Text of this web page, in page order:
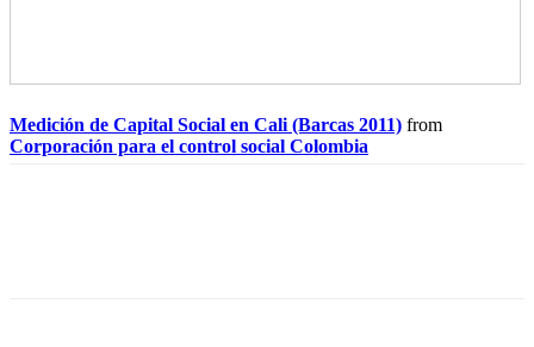
Medición de Capital Social en Cali (Barcas 2011) from
Corporación para el control social Colombia